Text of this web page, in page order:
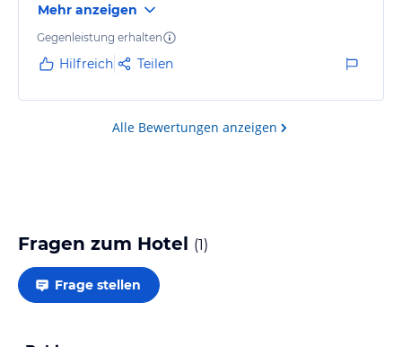
Das Restaurant hat eine ausreichende Speisekarte
und die Speisen sind sehr gut.
Wir kommen mit Sicherheit noch mal zurück, weil wir
Mehr anzeigen
Gegenleistung erhalten
Hilfreich Teilen
Alle Bewertungen anzeigen
Fragen zum Hotel (1)
Frage stellen